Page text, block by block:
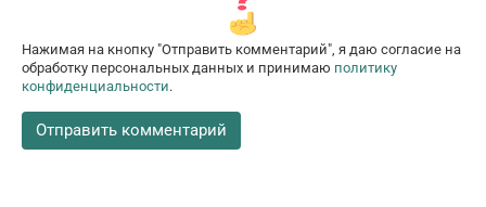
Нажимая на кнопку "Отправить комментарий", я даю согласие на
обработку персональных данных и принимаю политику
конфиденциальности.